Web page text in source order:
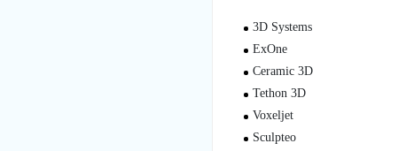
3D Systems
ExOne
Ceramic 3D
Tethon 3D
Voxeljet
Sculpteo